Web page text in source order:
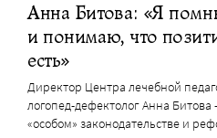
Анна Битова: «Я
и понимаю, что
есть»
Директор Центра лечебной
логопед-дефектолог Анна
«особом» законодательстве и